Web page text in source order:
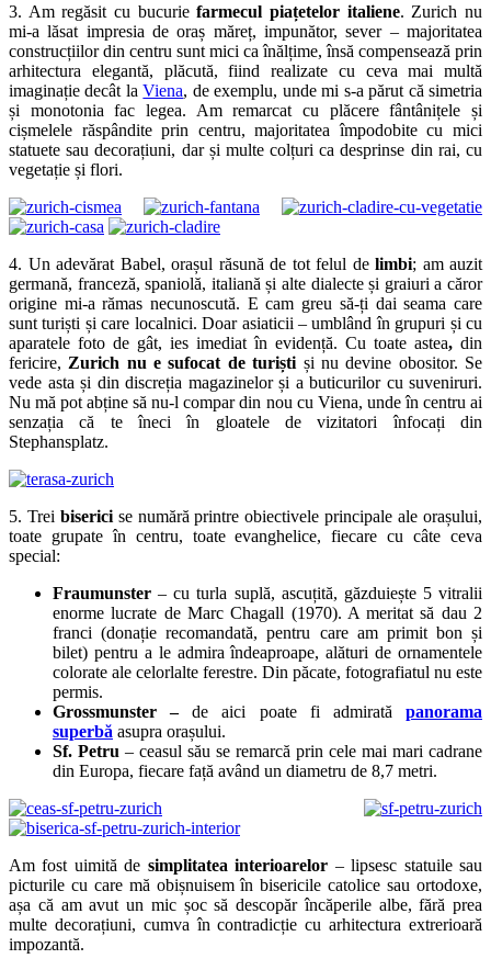
3. Am regăsit cu bucuriefarmecul piațetelor italiene. Zurich nu
mi-a lăsat impresia de oraș măreț, impunător, sever – majoritatea
construcțiilor din centru sunt mici ca înălțime, însă compensează prin
arhitectura elegantă, plăcută, fiind realizate cu ceva mai multă
imaginație decât laViena, de exemplu, unde mi s-a părut că simetria
și monotonia fac legea. Am remarcat cu plăcere fântânițele și
cișmelele răspândite prin centru, majoritatea împodobite cu mici
statuete sau decorațiuni, dar și multe colțuri ca desprinse din rai, cu
vegetație și flori.
4. Un adevărat Babel, orașul răsună de tot felul de limbi; am auzit
germană, franceză, spaniolă, italiană și alte dialecte și graiuri a căror
origine mi-a rămas necunoscută. E cam greu să-ți dai seama care
sunt turiști și care localnici. Doar asiaticii – umblând în grupuri și cu
aparatele foto de gât, ies imediat în evidență. Cu toate astea, din
fericire, Zurich nu e sufocat de turiști și nu devine obositor. Se
vede asta și din discreția magazinelor și a buticurilor cu suveniruri.
Nu mă pot abține să nu-l compar din nou cu Viena, unde în centru ai
senzația că te îneci în gloatele de vizitatori înfocați din
Stephansplatz.
5. Trei bisericise numără printre obiectivele principale ale orașului,
toate grupate în centru, toate evanghelice, fiecare cu câte ceva
special:
Fraumunster– cu turla suplă, ascuțită, găzduiește 5 vitralii
enorme lucrate de Marc Chagall (1970). A meritat să dau 2
franci (donație recomandată, pentru care am primit bon și
bilet) pentru a le admira îndeaproape, alături de ornamentele
colorate ale celorlalte ferestre. Din păcate, fotografiatul nu este
permis.
Grossmunster –de aici poate fi admiratăpanorama
superbă asupra orașului.
Sf. Petru – ceasul său se remarcă prin cele mai mari cadrane
din Europa, fiecare față având un diametru de 8,7 metri.
Am fost uimită de simplitatea interioarelor – lipsesc statuile sau
picturile cu care mă obișnuisem în bisericile catolice sau ortodoxe,
așa că am avut un mic șoc să descopăr încăperile albe, fără prea
multe decorațiuni, cumva în contradicție cu arhitectura extrerioară
impozantă.